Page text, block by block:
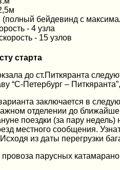
(полный бейдевинд с
- 4 узла
- 15 узлов
старта
до ст.Питкяранта
“С-Петербург –
заключается в
отделении до
поездки (за пару
местного сообщения.
из даты перегрузки
парусных